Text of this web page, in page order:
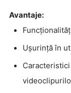
Avantaje:
Ușurință în